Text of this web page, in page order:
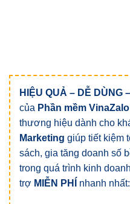
HIỆU QUẢ – DỄ DÙNG
của Phần mềm VinaZalo
thương hiệu dành cho
Marketing giúp tiết kiệm
sách, gia tăng doanh số
trong quá trình kinh
trợ MIỄN PHÍ nhanh nhất: